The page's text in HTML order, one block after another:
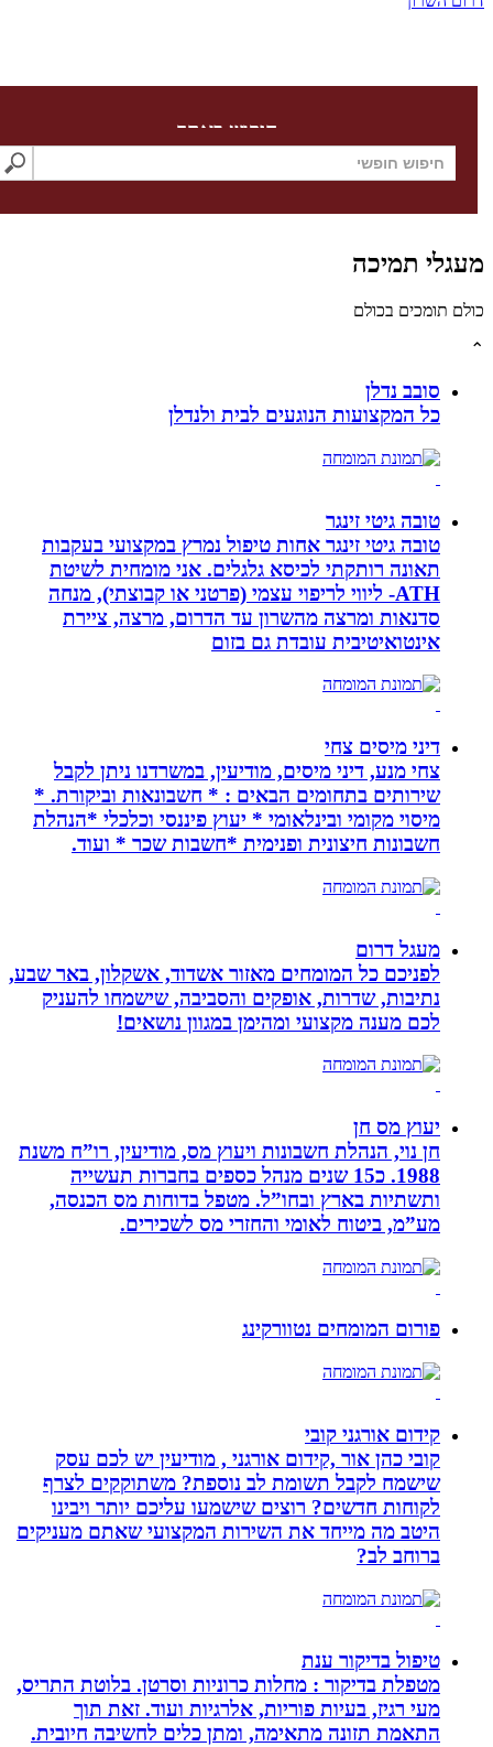
חיפוש באתר
תמיכה
תומכים בכולם
סובב נדלן
כל המקצועות הנוגעים לבית ולנדלן
טובה גיטי זינגר
טובה גיטי זינגר אחות טיפול נמרץ במקצועי בעקבות
תאונה רותקתי לכיסא גלגלים. אני מומחית לשיטת
ATH- ליווי לריפוי עצמי (פרטני או קבוצתי), מנחה
סדנאות ומרצה מהשרון עד הדרום, מרצה, ציירת
אינטואיטיבית עובדת גם בזום
דיני מיסים צחי
צחי מנע, דיני מיסים, מודיעין, במשרדנו ניתן לקבל
שירותים בתחומים הבאים : * חשבונאות וביקורת. *
מיסוי מקומי ובינלאומי * יעוץ פיננסי וכלכלי *הנהלת
חשבונות חיצונית ופנימית *חשבות שכר * ועוד.
מעגל דרום
לפניכם כל המומחים מאזור אשדוד, אשקלון, באר שבע,
נתיבות, שדרות, אופקים והסביבה, שישמחו להעניק
לכם מענה מקצועי ומהימן במגוון נושאים!
יעוץ מס חן
חן נוי, הנהלת חשבונות ויעוץ מס, מודיעין, רו”ח משנת
1988. כ15 שנים מנהל כספים בחברות תעשייה
ותשתיות בארץ ובחו”ל. מטפל בדוחות מס הכנסה,
מע”מ, ביטוח לאומי והחזרי מס לשכירים.
פורום המומחים נטוורקינג
קידום אורגני קובי
קובי כהן אור ,קידום אורגני , מודיעין יש לכם עסק
שישמח לקבל תשומת לב נוספת? משתוקקים לצרף
לקוחות חדשים? רוצים שישמעו עליכם יותר ויבינו
היטב מה מייחד את השירות המקצועי שאתם מעניקים
ברוחב לב?
טיפול בדיקור ענת
מטפלת בדיקור : מחלות כרוניות וסרטן. בלוטת התריס,
מעי רגיז, בעיות פוריות, אלרגיות ועוד. זאת תוך
התאמת תזונה מתאימה, ומתן כלים לחשיבה חיובית.